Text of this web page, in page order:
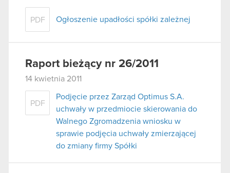
PDF Ogłoszenie upadłości spółki zależnej
Raport bieżący nr 26/2011
14 kwietnia 2011
PDF
Podjęcie przez Zarząd Optimus S.A.
uchwały w przedmiocie skierowania do
Walnego Zgromadzenia wniosku w
sprawie podjęcia uchwały zmierzającej
do zmiany firmy Spółki